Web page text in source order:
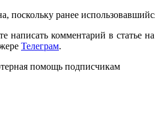
ранее
комментарий в статье
Телеграм.
помощь подписчикам